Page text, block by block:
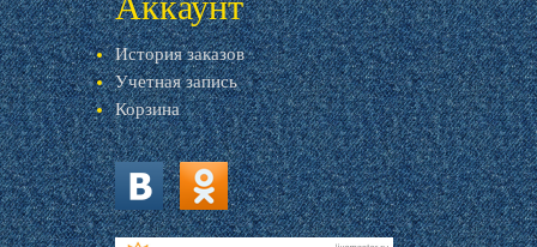
История заказов
Учетная запись
Корзина
vk.com ok.ru